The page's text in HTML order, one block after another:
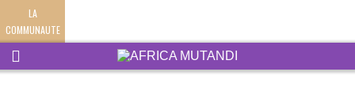
LA
COMMUNAUTE